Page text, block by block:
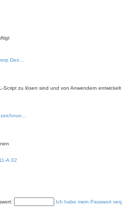
Des…
zu lösen sind und von Anwendern
A.02
Ich habe mein Passwort